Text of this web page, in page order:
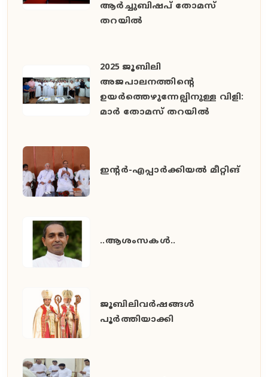
ആർച്ചുബിഷപ് തോമസ്
തറയിൽ
2025 ജൂബിലി
അജപാലനത്തിന്റെ
ഉയർത്തെഴുന്നേല്പിനുള്ള വിളി:
മാർ തോമസ് തറയിൽ
ഇൻ്റർ-എപ്പാർക്കിയൽ മീറ്റിങ്
..ആശംസകൾ..
ജൂബിലിവർഷങ്ങൾ
പൂർത്തിയാക്കി